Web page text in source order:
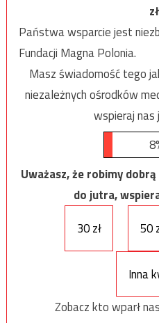
Państwa wsparcie jest
Fundacji Magna Polonia.
Masz świadomość tego
niezależnych ośrodków
wspieraj nas
Uważasz, że robimy
do jutra,
30 zł
50
Inna
Zobacz kto wparł